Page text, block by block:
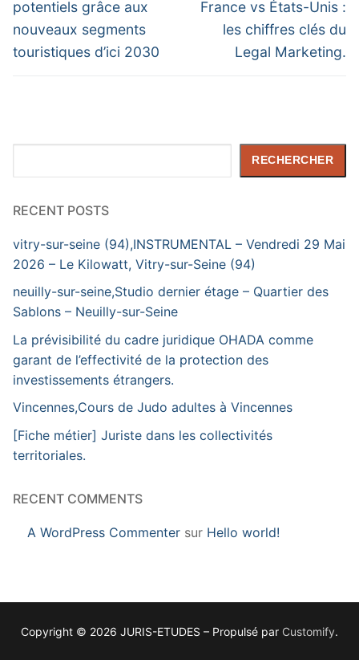
l’article
potentiels grâce aux
nouveaux segments
touristiques d’ici 2030
France vs États-Unis :
les chiffres clés du
Legal Marketing.
RECHERCHER
RECENT POSTS
vitry-sur-seine (94),INSTRUMENTAL – Vendredi 29 Mai
2026 – Le Kilowatt, Vitry-sur-Seine (94)
neuilly-sur-seine,Studio dernier étage – Quartier des
Sablons – Neuilly-sur-Seine
La prévisibilité du cadre juridique OHADA comme
garant de l’effectivité de la protection des
investissements étrangers.
Vincennes,Cours de Judo adultes à Vincennes
[Fiche métier] Juriste dans les collectivités
territoriales.
RECENT COMMENTS
A WordPress Commenter sur Hello world!
Copyright © 2026 JURIS-ETUDES – Propulsé par Customify.